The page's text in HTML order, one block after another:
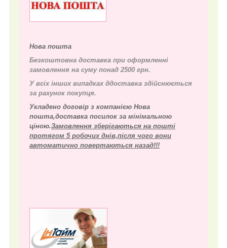
Нова пошта
Безкоштовна доставка при оформленні
замовлення на суму понад 2500 грн.
У всіх інших випадках ддоставка здійснюється
за рахунок покупця.
Укладено договір з компанією Нова
пошта,доставка посилок за мінімальною
ціною.Замовлення зберігаються на пошті
протягом 5 робочих днів,після чого вони
автоматично повертаються назад!!!